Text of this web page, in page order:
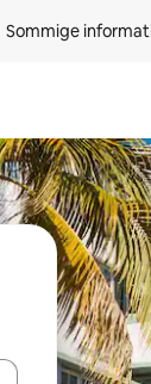
Sommige